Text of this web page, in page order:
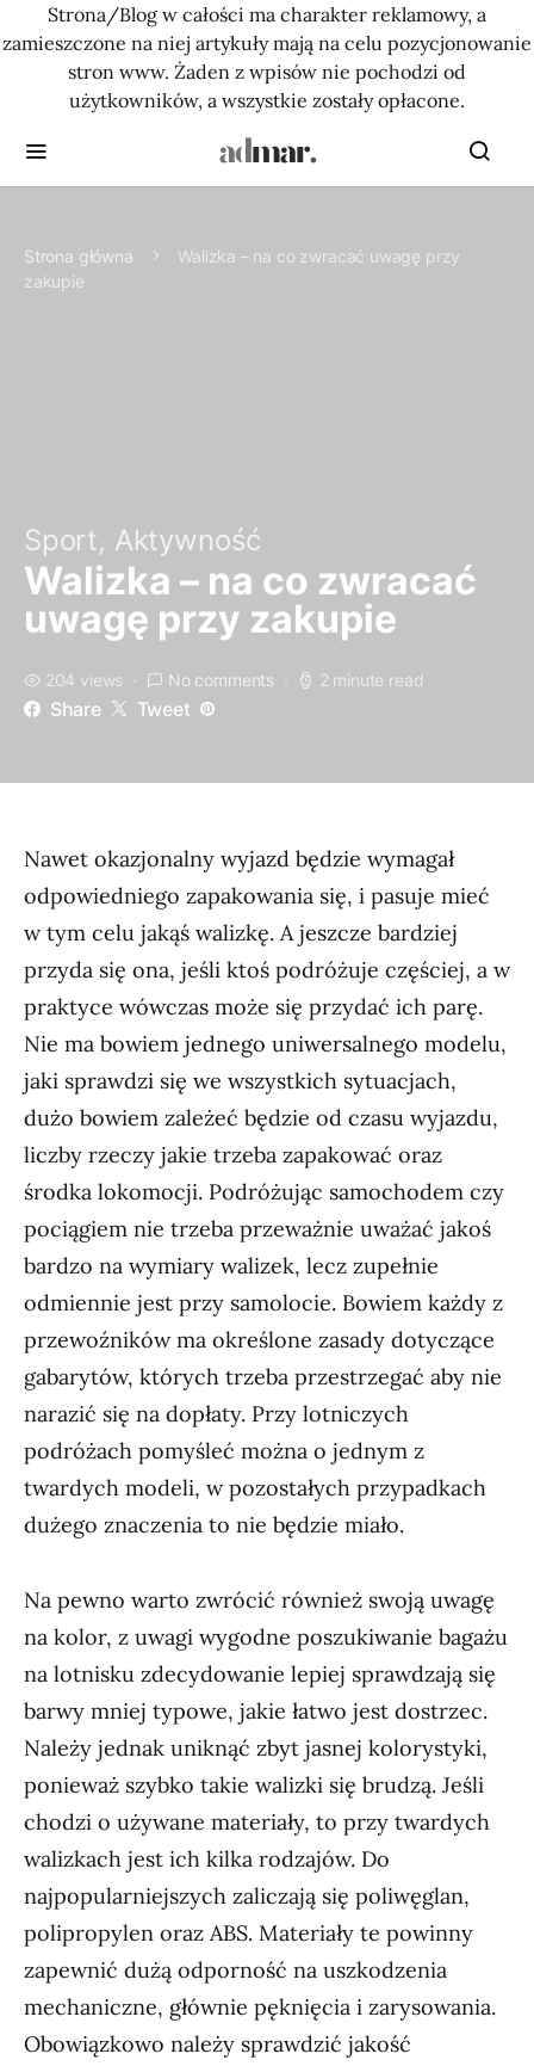
Strona/Blog w całości ma charakter reklamowy, a
zamieszczone na niej artykuły mają na celu pozycjonowanie
stron www. Żaden z wpisów nie pochodzi od
użytkowników, a wszystkie zostały opłacone.
Strona główna
Walizka – na co zwracać uwagę przy
zakupie
Sport, Aktywność
Walizka – na co zwracać
uwagę przy zakupie
204 views No comments 2 minute read
Share Tweet
Nawet okazjonalny wyjazd będzie wymagał
odpowiedniego zapakowania się, i pasuje mieć
w tym celu jakąś walizkę. A jeszcze bardziej
przyda się ona, jeśli ktoś podróżuje częściej, a w
praktyce wówczas może się przydać ich parę.
Nie ma bowiem jednego uniwersalnego modelu,
jaki sprawdzi się we wszystkich sytuacjach,
dużo bowiem zależeć będzie od czasu wyjazdu,
liczby rzeczy jakie trzeba zapakować oraz
środka lokomocji. Podróżując samochodem czy
pociągiem nie trzeba przeważnie uważać jakoś
bardzo na wymiary walizek, lecz zupełnie
odmiennie jest przy samolocie. Bowiem każdy z
przewoźników ma określone zasady dotyczące
gabarytów, których trzeba przestrzegać aby nie
narazić się na dopłaty. Przy lotniczych
podróżach pomyśleć można o jednym z
twardych modeli, w pozostałych przypadkach
dużego znaczenia to nie będzie miało.
Na pewno warto zwrócić również swoją uwagę
na kolor, z uwagi wygodne poszukiwanie bagażu
na lotnisku zdecydowanie lepiej sprawdzają się
barwy mniej typowe, jakie łatwo jest dostrzec.
Należy jednak uniknąć zbyt jasnej kolorystyki,
ponieważ szybko takie walizki się brudzą. Jeśli
chodzi o używane materiały, to przy twardych
walizkach jest ich kilka rodzajów. Do
najpopularniejszych zaliczają się poliwęglan,
polipropylen oraz ABS. Materiały te powinny
zapewnić dużą odporność na uszkodzenia
mechaniczne, głównie pęknięcia i zarysowania.
Obowiązkowo należy sprawdzić jakość